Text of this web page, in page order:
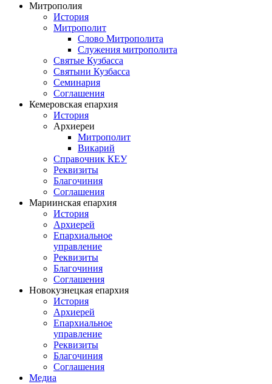
Митрополия
История
Митрополит
Слово Митрополита
Служения митрополита
Святые Кузбасса
Святыни Кузбасса
Семинария
Соглашения
Кемеровская епархия
История
Архиереи
Митрополит
Викарий
Справочник КЕУ
Реквизиты
Благочиния
Соглашения
Мариинская епархия
История
Архиерей
Епархиальное
управление
Реквизиты
Благочиния
Соглашения
Новокузнецкая епархия
История
Архиерей
Епархиальное
управление
Реквизиты
Благочиния
Соглашения
Медиа